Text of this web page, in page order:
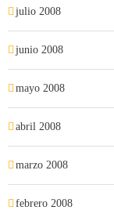
julio 2008
junio 2008
mayo 2008
abril 2008
marzo 2008
febrero 2008